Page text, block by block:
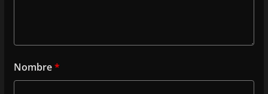
Nombre*